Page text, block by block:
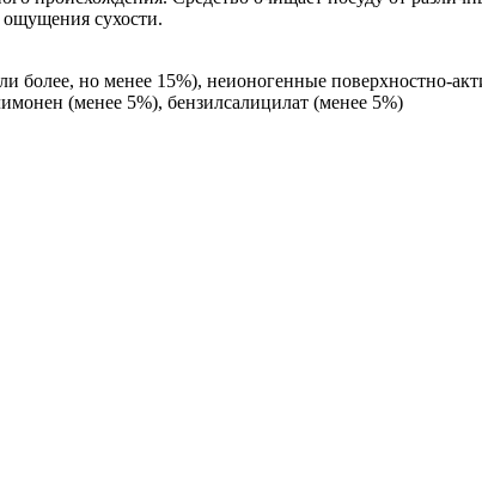
ощущения сухости.
более, но менее 15%), неионогенные поверхностно-
(менее 5%), бензилсалицилат (менее 5%)